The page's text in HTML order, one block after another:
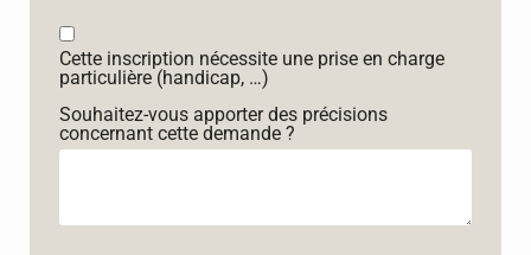
Cette inscription nécessite une prise en charge
particulière (handicap, …)
Souhaitez-vous apporter des précisions
concernant cette demande ?